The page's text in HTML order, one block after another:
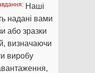
Наші
надані вами
або зразки
визначаючи
виробу